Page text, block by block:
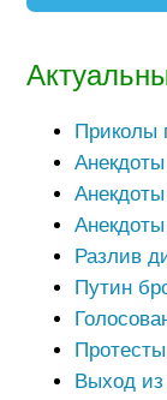
Приколы
Разлив
Путин
Выход